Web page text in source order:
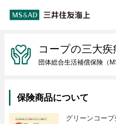
コープの三大疾
団体総合生活補償保険（
保険商品について
グリーンコー